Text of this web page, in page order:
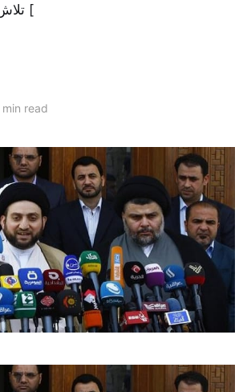
تلاش کرده اند به این [
2 min read